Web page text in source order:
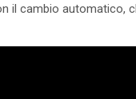
il cambio automatico,